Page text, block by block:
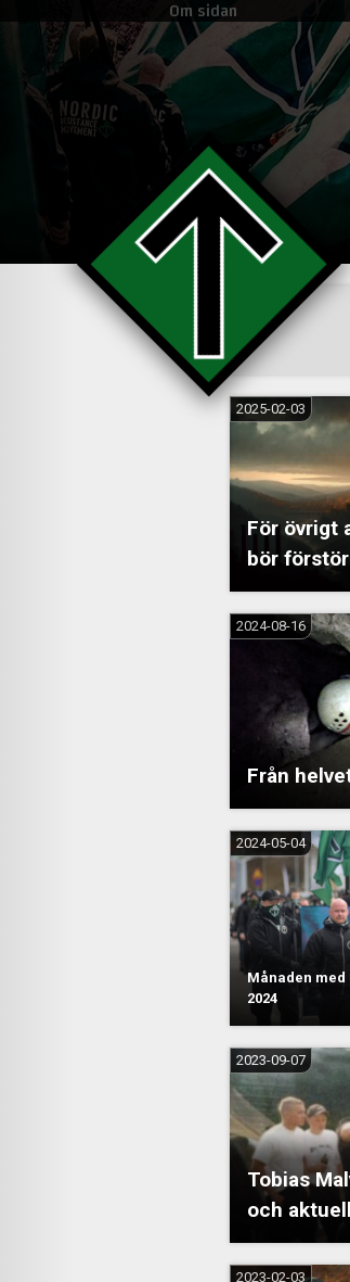
Om sidan
För övrigt
bör
2025-02-03
Från
2024-08-16
Månaden
2024
2024-05-04
Tobias
och
2023-09-07
2023-02-03